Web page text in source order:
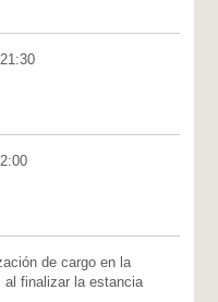
de cargo en la
al finalizar la estancia